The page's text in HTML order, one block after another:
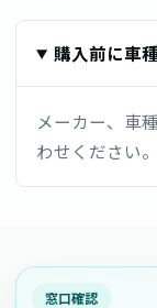
購入前に車
メーカー、車
わせください
窓口確認